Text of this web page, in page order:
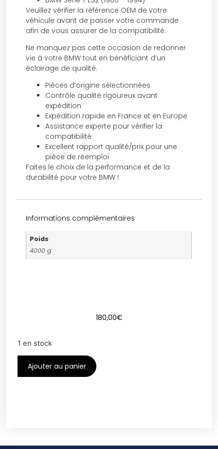
Veuillez vérifier la référence OEM de votre
véhicule avant de passer votre commande
afin de vous assurer de la compatibilité.
Ne manquez pas cette occasion de redonner
vie à votre BMW tout en bénéficiant d’un
éclairage de qualité.
Pièces d’origine sélectionnées
Contrôle qualité rigoureux avant
expédition
Expédition rapide en France et en Europe
Assistance experte pour vérifier la
compatibilité
Excellent rapport qualité/prix pour une
pièce de réemploi
Faites le choix de la performance et de la
durabilité pour votre BMW !
Informations complémentaires
Poids
4000 g
180,00€
1 en stock
Ajouter au panier